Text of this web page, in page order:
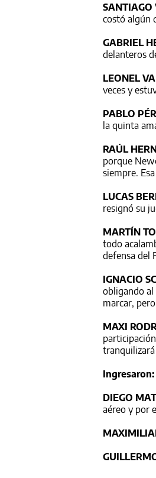
SANTIAGO
costó algún
GABRIEL
delanteros
LEONEL
veces y
PABLO
la quinta
RAÚL
porque
siempre.
LUCAS
resignó su
MARTÍN
todo
defensa del
IGNACIO
obligando al
marcar,
MAXI
Ingresaron:
DIEGO
aéreo y por